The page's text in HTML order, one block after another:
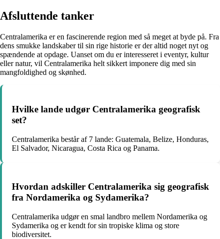
Afsluttende tanker
Centralamerika er en fascinerende region med så meget at byde på. Fra
dens smukke landskaber til sin rige historie er der altid noget nyt og
spændende at opdage. Uanset om du er interesseret i eventyr, kultur
eller natur, vil Centralamerika helt sikkert imponere dig med sin
mangfoldighed og skønhed.
Hvilke lande udgør Centralamerika geografisk
set?
Centralamerika består af 7 lande: Guatemala, Belize, Honduras,
El Salvador, Nicaragua, Costa Rica og Panama.
Hvordan adskiller Centralamerika sig geografisk
fra Nordamerika og Sydamerika?
Centralamerika udgør en smal landbro mellem Nordamerika og
Sydamerika og er kendt for sin tropiske klima og store
biodiversitet.